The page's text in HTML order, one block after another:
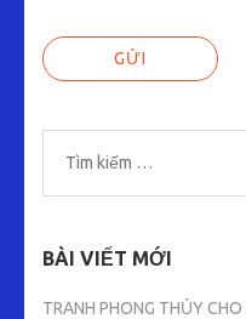
Tìm
BÀI VIẾT MỚI
TRANH PHONG THỦY